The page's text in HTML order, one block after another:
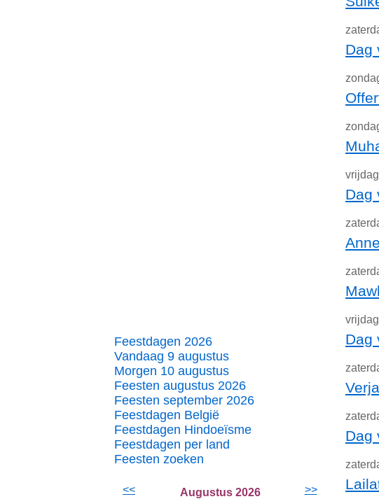
Feestdagen 2026
Vandaag 9 augustus
Morgen 10 augustus
Feesten augustus 2026
Feesten september 2026
Feestdagen België
Feestdagen Hindoeïsme
Feestdagen per land
Feesten zoeken
<< Augustus 2026
>>
Dag
Dag
Dag
Dag